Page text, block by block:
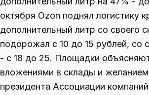
октября Ozon поднял логистику
дополнительный литр со своего
подорожал с 10 до 15 рублей, со
- с 18 до 25. Площадки
вложениями в склады и
президента Ассоциации